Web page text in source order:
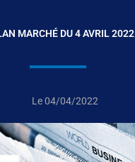
MARCHÉ DU 4 AVRIL 2022
Le04/04/2022